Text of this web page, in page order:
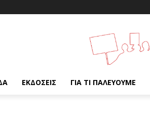
ΕΚΔΌΣΕΙΣ ΓΙΑ ΤΙ ΠΑΛΕΎΟΥΜΕ